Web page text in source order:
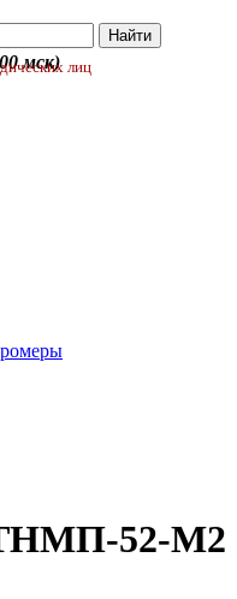
мск) лиц
ТНМП-52-М2